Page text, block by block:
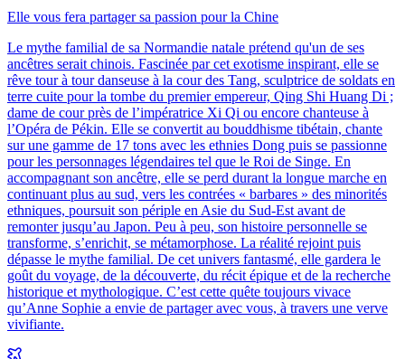
Elle vous fera partager sa passion pour la Chine
Le mythe familial de sa Normandie natale prétend qu'un de ses
ancêtres serait chinois. Fascinée par cet exotisme inspirant, elle se
rêve tour à tour danseuse à la cour des Tang, sculptrice de soldats en
terre cuite pour la tombe du premier empereur, Qing Shi Huang Di ;
dame de cour près de l’impératrice Xi Qi ou encore chanteuse à
l’Opéra de Pékin. Elle se convertit au bouddhisme tibétain, chante
sur une gamme de 17 tons avec les ethnies Dong puis se passionne
pour les personnages légendaires tel que le Roi de Singe. En
accompagnant son ancêtre, elle se perd durant la longue marche en
continuant plus au sud, vers les contrées « barbares » des minorités
ethniques, poursuit son périple en Asie du Sud-Est avant de
remonter jusqu’au Japon. Peu à peu, son histoire personnelle se
transforme, s’enrichit, se métamorphose. La réalité rejoint puis
dépasse le mythe familial. De cet univers fantasmé, elle gardera le
goût du voyage, de la découverte, du récit épique et de la recherche
historique et mythologique. C’est cette quête toujours vivace
qu’Anne Sophie a envie de partager avec vous, à travers une verve
vivifiante.